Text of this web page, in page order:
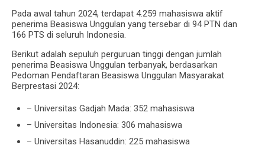
Pada awal tahun 2024, terdapat 4.259 mahasiswa aktif
penerima Beasiswa Unggulan yang tersebar di 94 PTN dan
166 PTS di seluruh Indonesia.
Berikut adalah sepuluh perguruan tinggi dengan jumlah
penerima Beasiswa Unggulan terbanyak, berdasarkan
Pedoman Pendaftaran Beasiswa Unggulan Masyarakat
Berprestasi 2024:
– Universitas Gadjah Mada: 352 mahasiswa
– Universitas Indonesia: 306 mahasiswa
– Universitas Hasanuddin: 225 mahasiswa